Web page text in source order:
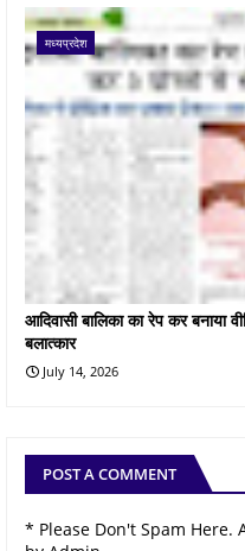
मध्यप्रदेश
आदिवासी बालिका का रेप कर बनाया
बलात्कार
July 14, 2026
POST A COMMENT
* Please Don't Spam Here.